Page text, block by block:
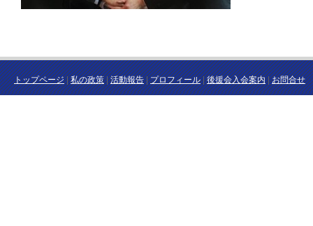
トップページ|私の政策|活動報告|プロフィール|後援会入会案内|お問合せ